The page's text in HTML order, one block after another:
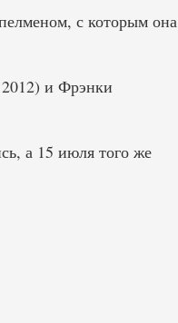
с которым она
и Фрэнки
а 15 июля того же